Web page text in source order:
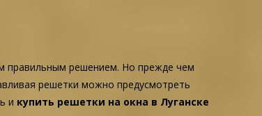
правильным решением. Но прежде чем
решетки можно предусмотреть
и купить решетки на окна в Луганске